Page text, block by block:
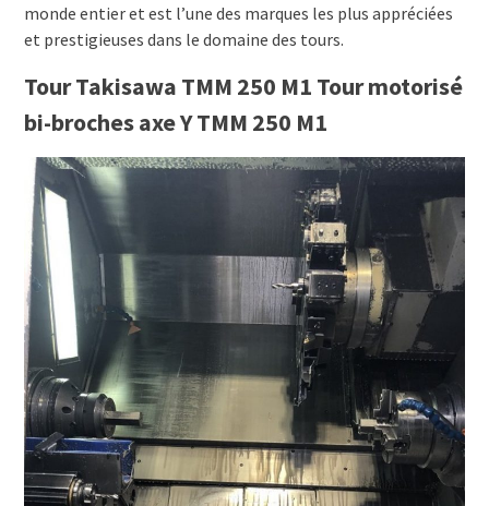
monde entier et est l’une des marques les plus appréciées
et prestigieuses dans le domaine des tours.
Tour Takisawa TMM 250 M1 Tour motorisé
bi-broches axe Y TMM 250 M1